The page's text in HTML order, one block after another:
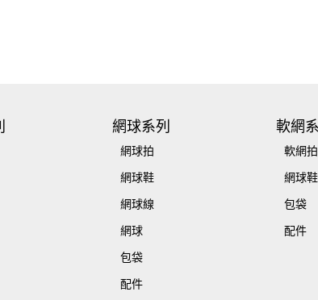
網球系列
網球拍
網球鞋
網球線
網球
包袋
配件
軟網
軟網拍
網球鞋
包袋
配件